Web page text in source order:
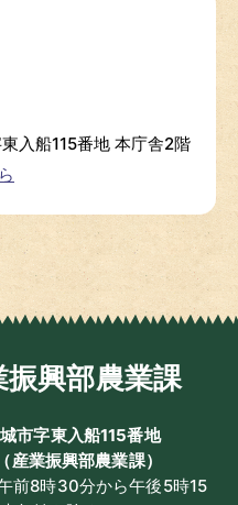
入船115番地 本庁舎2階
振興部農業課
市字東入船115番地
業振興部農業課）
前8時30分から午後5時15